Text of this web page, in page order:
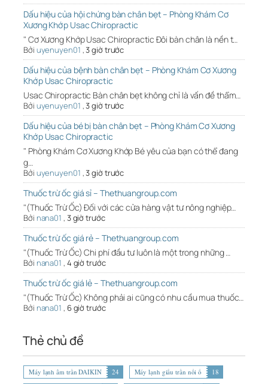
Dấu hiệu của hội chứng bàn chân bẹt – Phòng Khám Cơ
Xương Khớp Usac Chiropractic
" Cơ Xương Khớp Usac Chiropractic Đôi bàn chân là nền t…
Bởi uyenuyen01 ,3 giờ trước
Dấu hiệu của bệnh bàn chân bẹt – Phòng Khám Cơ Xương
Khớp Usac Chiropractic
Usac Chiropractic Bàn chân bẹt không chỉ là vấn đề thẩm…
Bởi uyenuyen01 ,3 giờ trước
Dấu hiệu của bé bị bàn chân bẹt – Phòng Khám Cơ Xương
Khớp Usac Chiropractic
" Phòng Khám Cơ Xương Khớp Bé yêu của bạn có thể đang
g…
Bởi uyenuyen01 ,3 giờ trước
Thuốc trừ ốc giá sỉ – Thethuangroup.com
"(Thuốc Trừ Ốc) Đối với các cửa hàng vật tư nông nghiệp…
Bởi nana01 , 3 giờ trước
Thuốc trừ ốc giá rẻ – Thethuangroup.com
"(Thuốc Trừ Ốc) Chi phí đầu tư luôn là một trong những …
Bởi nana01 , 4 giờ trước
Thuốc trừ ốc giá lẻ – Thethuangroup.com
"(Thuốc Trừ Ốc) Không phải ai cũng có nhu cầu mua thuốc…
Bởi nana01 , 6 giờ trước
Thẻ chủ đề
Máy lạnh âm trần DAIKIN 24 Máy lạnh giấu trần nối ố
18